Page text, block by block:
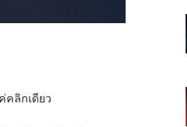
คลิกเดียว